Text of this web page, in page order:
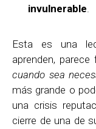
invulnerable
Esta es una
aprenden,
cuando sea
más grande o
una crisis
cierre de una de